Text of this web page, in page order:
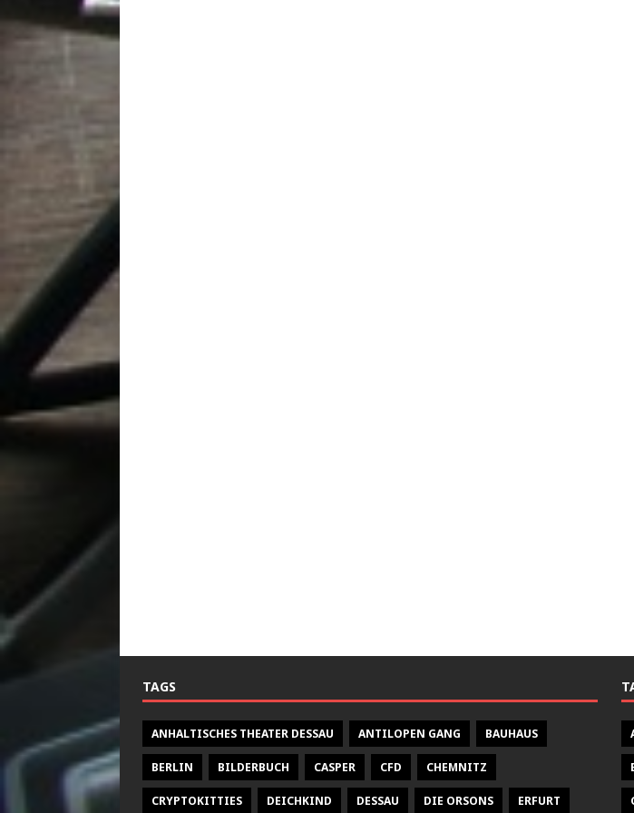
TAGS
ANHALTISCHES THEATER DESSAU ANTILOPEN GANG BAUHAUS
BERLIN BILDERBUCH CASPER CFD CHEMNITZ
CRYPTOKITTIES DEICHKIND DESSAU DIE ORSONS ERFURT